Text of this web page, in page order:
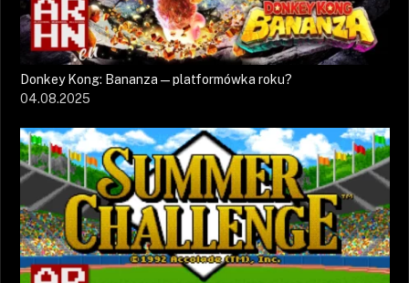
Donkey Kong: Bananza — platformówka roku?
04.08.2025